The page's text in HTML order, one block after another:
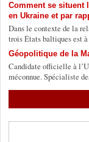
Comment se situent
en Ukraine et par
Dans le contexte de la
trois États baltiques est
Géopolitique de la
Candidate officielle à
méconnue. Spécialiste